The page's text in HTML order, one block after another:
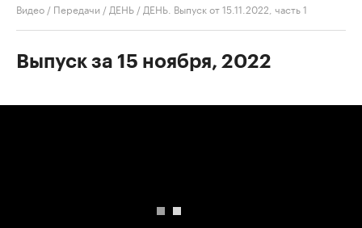
Видео / Передачи / ДЕНЬ / ДЕНЬ. Выпуск от 15.11.2022, часть 1
Выпуск за 15 ноября, 2022